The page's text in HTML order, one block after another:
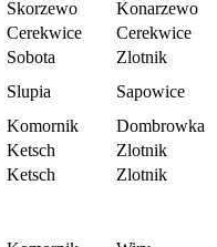
Skorzewo
Konarzewo
Cerekwice
Cerekwice
Sobota
Zlotnik
Slupia
Sapowice
Komornik
Dombrowka
Ketsch
Zlotnik
Ketsch
Zlotnik